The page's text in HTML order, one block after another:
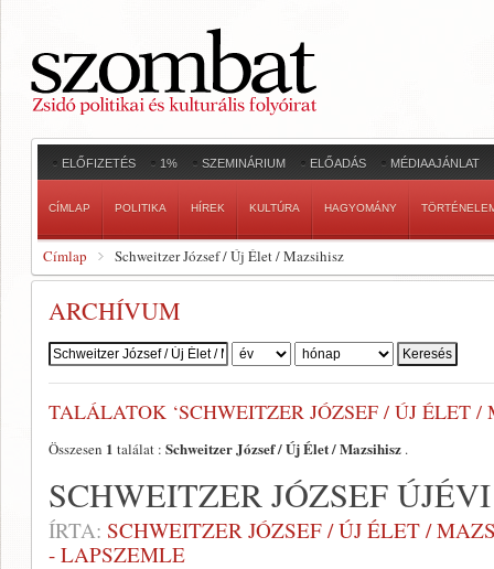
ELŐFIZETÉS 1% SZEMINÁRIUM ELŐADÁS MÉDIAAJÁNLAT
CÍMLAP POLITIKA HÍREK KULTÚRA HAGYOMÁNY
Címlap Schweitzer József / Új Élet / Mazsihisz
ARCHÍVUM
Szerző:
TALÁLATOK ‘SCHWEITZER JÓZSEF / ÚJ ÉLET /
Összesen 1 találat : Schweitzer József / Új Élet / Mazsihisz .
SCHWEITZER JÓZSEF
ÍRTA: SCHWEITZER JÓZSEF / ÚJ ÉLET /
- LAPSZEMLE